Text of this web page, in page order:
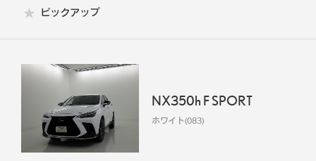
ピックアップ
NX350h F SPORT
ホワイト(083)